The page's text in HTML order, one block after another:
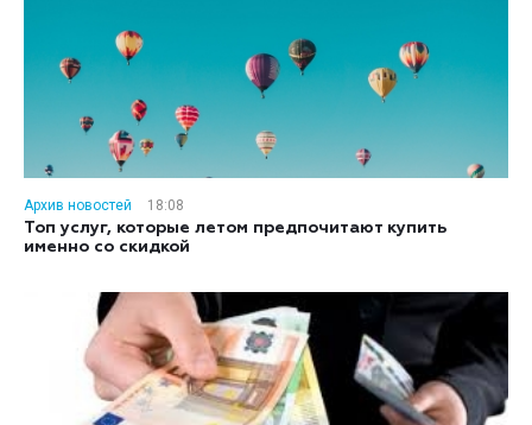
Архив новостей
18:08
Топ услуг, которые летом предпочитают купить
именно со скидкой